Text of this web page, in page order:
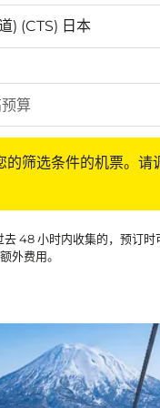
的筛选条件的机票。请
去 48 小时内收集的，预订时
外费用。